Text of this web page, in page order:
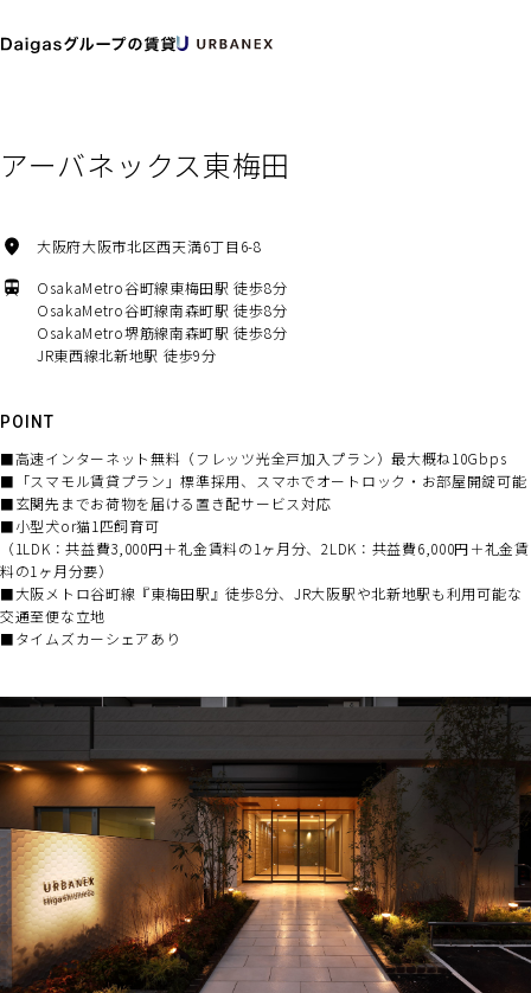
アーバネックス東梅田
大阪府大阪市北区西天満6丁目6-8
OsakaMetro谷町線東梅田駅 徒歩8分
OsakaMetro谷町線南森町駅 徒歩8分
OsakaMetro堺筋線南森町駅 徒歩8分
JR東西線北新地駅 徒歩9分
POINT
■高速インターネット無料（フレッツ光全戸加入プラン）最大概ね10Gbps
■「スマモル賃貸プラン」標準採用、スマホでオートロック・お部屋開錠可能
■玄関先までお荷物を届ける置き配サービス対応
■小型犬or猫1匹飼育可
（1LDK：共益費3,000円＋礼金賃料の1ヶ月分、2LDK：共益費6,000円＋礼金賃
料の1ヶ月分要）
■大阪メトロ谷町線『東梅田駅』徒歩8分、JR大阪駅や北新地駅も利用可能な
交通至便な立地
■タイムズカーシェアあり